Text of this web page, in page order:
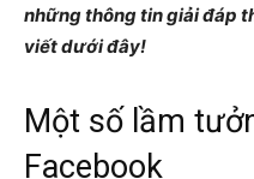
những thông tin giải đáp
viết dưới đây!
Một số lầm
Facebook